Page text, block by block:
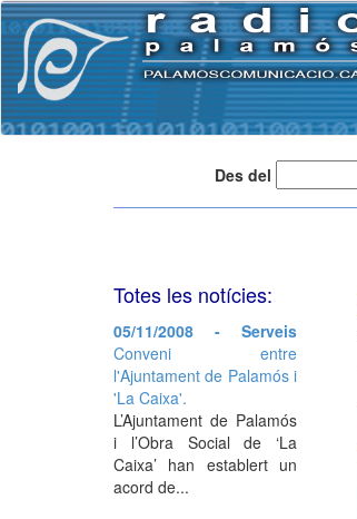
Des del
Totes les notícies:
05/11/2008 - Serveis
Conveni entre
l'Ajuntament de Palamós i
'La Caixa'.
L’Ajuntament de Palamós
i l’Obra Social de ‘La
Caixa’ han establert un
acord de...